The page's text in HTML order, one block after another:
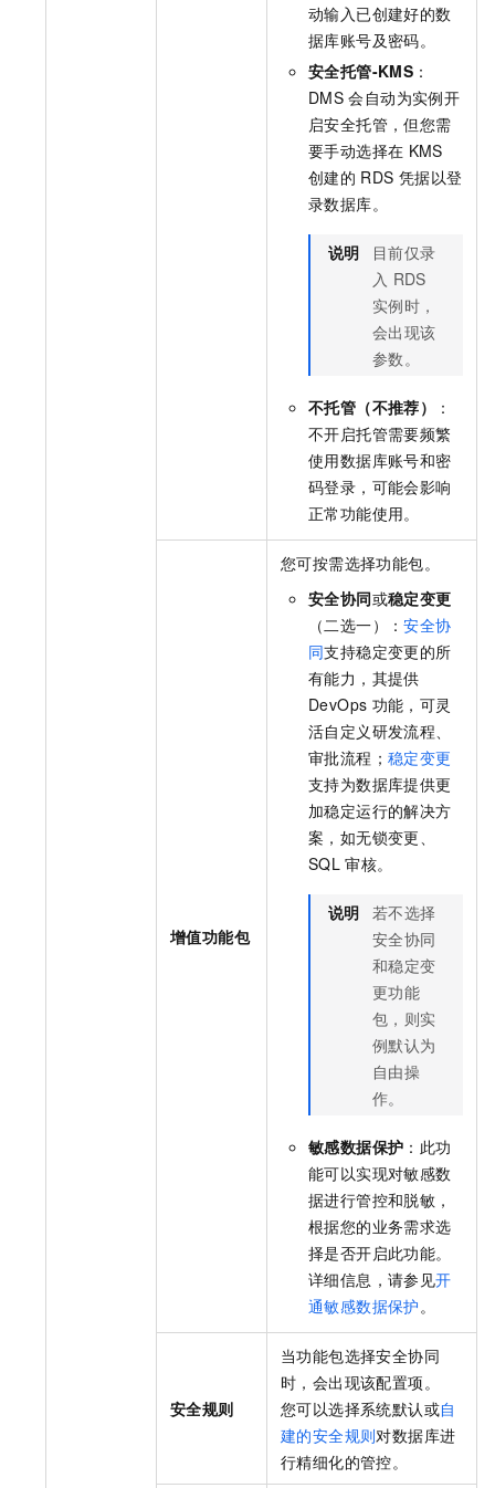
动输入已创建好的数
据库账号及密码。
安全托管-KMS ：
DMS 会自动为实例开
启安全托管，但您需
要手动选择在 KMS
创建的 RDS 凭据以登
录数据库。
说明
目前仅录
入 RDS
实例时，
会出现该
参数。
不托管（不推荐）
：
不开启托管需要频繁
使用数据库账号和密
码登录，可能会影响
正常功能使用。
增值功能包
您可按需选择功能包。
安全协同或稳定变更
（二选一）：安全协
同支持稳定变更的所
有能力，其提供
DevOps 功能，可灵
活自定义研发流程、
审批流程； 稳定变更
支持为数据库提供更
加稳定运行的解决方
案，如无锁变更、
SQL 审核。
说明 若不选择
安全协同
和稳定变
更功能
包，则实
例默认为
自由操
作。
敏感数据保护 ：此功
能可以实现对敏感数
据进行管控和脱敏，
根据您的业务需求选
择是否开启此功能。
详细信息，请参见开
通敏感数据保护。
安全规则
当功能包选择安全协同
时，会出现该配置项。
您可以选择系统默认或自
建的安全规则对数据库进
行精细化的管控。